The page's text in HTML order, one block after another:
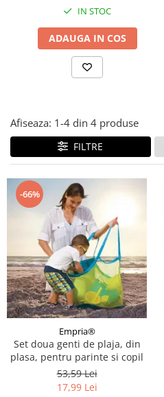
Covorase ortopedice senzoriale
Cuburi magnetice JollyHeap®
Rechizite scolare
Ingrijire adulti
Siguranta animale companie
Carduri Cadou
Propuneri Cadou
Produse Sub 50 Lei
Resigilate
IN STOC
ADAUGA IN COS
Afiseaza: 1-4 din 4 produse
FILTRE
-66%
Empria®
Set doua genti de plaja, din
plasa, pentru parinte si copil
53,59 Lei
17,99 Lei